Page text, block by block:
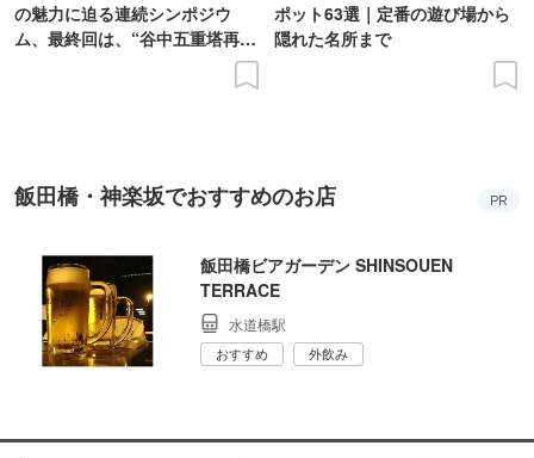
の魅力に迫る連続シンポジウ
ム、最終回は、“谷中五重塔再建
ポット63選｜定番の遊び場から
隠れた名所まで
飯田橋・神楽坂でおすすめのお店 PR
飯田橋ビアガーデン SHINSOUEN
TERRACE
水道橋駅
おすすめ 外飲み